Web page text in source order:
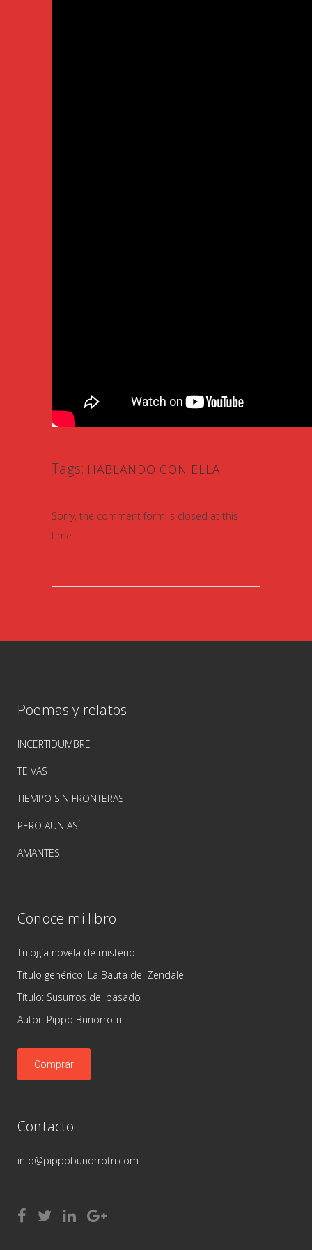
Tags: HABLANDO CON ELLA
Sorry, the comment form is closed at this
time.
Poemas y relatos
INCERTIDUMBRE
TE VAS
TIEMPO SIN FRONTERAS
PERO AUN ASÍ
AMANTES
Conoce mi libro
Trilogía novela de misterio
Título genérico: La Bauta del Zendale
Título: Susurros del pasado
Autor: Pippo Bunorrotri
Comprar
Contacto
info@pippobunorrotri.com